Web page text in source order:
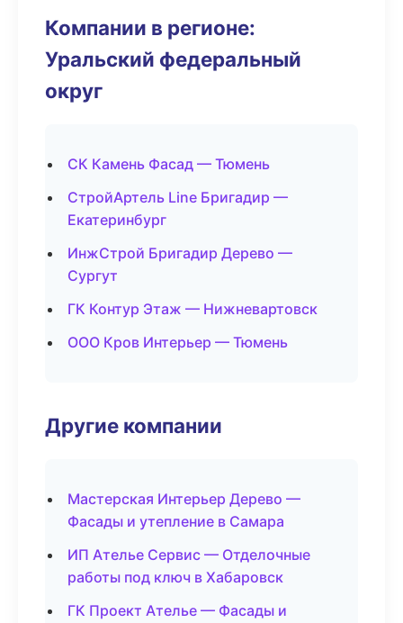
Компании в регионе:
Уральский федеральный
округ
СК Камень Фасад — Тюмень
СтройАртель Line Бригадир —
Екатеринбург
ИнжСтрой Бригадир Дерево —
Сургут
ГК Контур Этаж — Нижневартовск
ООО Кров Интерьер — Тюмень
Другие компании
Мастерская Интерьер Дерево —
Фасады и утепление в Самара
ИП Ателье Сервис — Отделочные
работы под ключ в Хабаровск
ГК Проект Ателье — Фасады и